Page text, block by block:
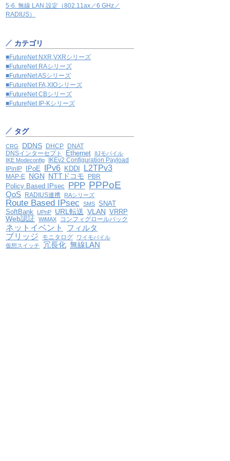
5-6. 無線 LAN 設定（802.11ax／6 GHz／
RADIUS）
カテゴリ
■FutureNet NXR,VXRシリーズ
■FutureNet RAシリーズ
■FutureNet ASシリーズ
■FutureNet FA,XIOシリーズ
■FutureNet CBシリーズ
■FutureNet IP-Kシリーズ
タグ
CRG DDNS DHCP DNAT
DNSインターセプト Ethernet
IIJモバイル
IKE Modeconfig
IKEv2 Configuration Payload
IPinIP
IPoE IPv6 KDDI L2TPv3
MAP-E NGN NTTドコモ PBR
Policy Based IPsec PPP PPPoE
QoS RADIUS連携 RAシリーズ
Route Based IPsec SMS SNAT
SoftBank UPnP URL転送 VLAN VRRP
Web認証
WiMAX コンフィグロールバック
ネットイベント
フィルタ
ブリッジ
モニタログ
ワイモバイル
仮想スイッチ
冗長化 無線LAN